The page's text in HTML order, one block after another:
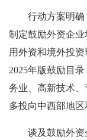
行动方案明
制定鼓励外资企
用外资和境外投
2025年版鼓励目
务业、高新技术
多投向中西部地区
谈及鼓励外